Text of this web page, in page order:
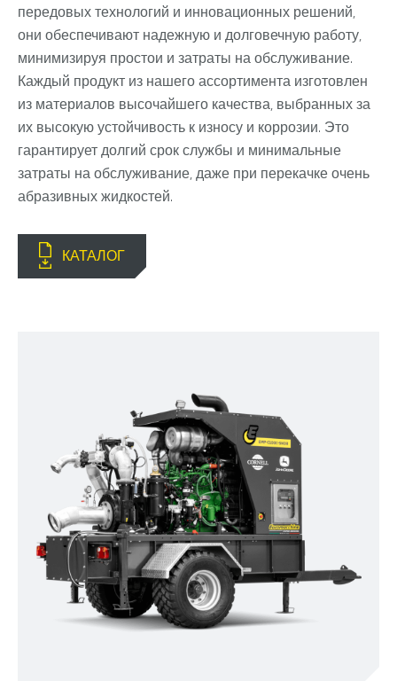
передовых технологий и инновационных решений,
они обеспечивают надежную и долговечную работу,
минимизируя простои и затраты на обслуживание.
Каждый продукт из нашего ассортимента изготовлен
из материалов высочайшего качества, выбранных за
их высокую устойчивость к износу и коррозии. Это
гарантирует долгий срок службы и минимальные
затраты на обслуживание, даже при перекачке очень
абразивных жидкостей.
КАТАЛОГ